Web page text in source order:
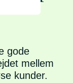
gode
mellem
kunder.